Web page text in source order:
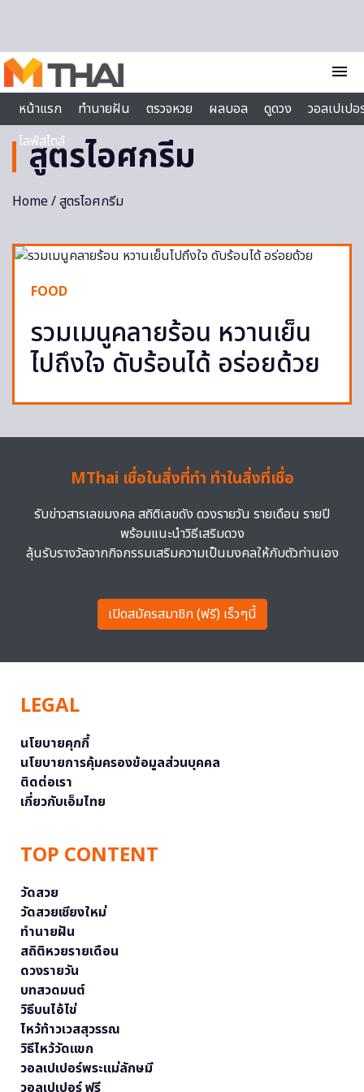
menu
หน้าแรก
ทำนายฝัน ตรวจหวย ผลบอล ดูดวง
วอลเปเป
ไลฟ์สไตล์
สูตรไอศกรีม
Home/ สูตรไอศกรีม
FOOD
รวมเมนูคลายร้อน หวานเย็น
ไปถึงใจ ดับร้อนได้ อร่อยด้วย
MThai เชื่อในสิ่งที่ทำ ทำในสิ่งที่เชื่อ
รับข่าวสารเลขมงคล สถิติเลขดัง ดวงรายวัน รายเดือน รายปี
พร้อมแนะนำวิธีเสริมดวง
ลุ้นรับรางวัลจากกิจกรรมเสริมความเป็นมงคลให้กับตัวท่านเอง
เปิดสมัครสมาชิก (ฟรี) เร็วๆนี้
LEGAL
นโยบายคุกกี้
นโยบายการคุ้มครองข้อมูลส่วนบุคคล
ติดต่อเรา
เกี่ยวกับเอ็มไทย
TOP CONTENT
วัดสวย
วัดสวยเชียงใหม่
ทำนายฝัน
สถิติหวยรายเดือน
ดวงรายวัน
บทสวดมนต์
วิธีบนไอ้ไข่
ไหว้ท้าวเวสสุวรรณ
วิธีไหว้วัดแขก
วอลเปเปอร์พระแม่ลักษมี
วอลเปเปอร์ ฟรี